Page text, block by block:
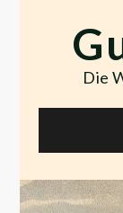
content
Die